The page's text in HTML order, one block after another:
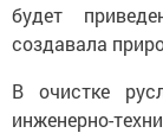
будет
создавала
В очистке
инженерно-